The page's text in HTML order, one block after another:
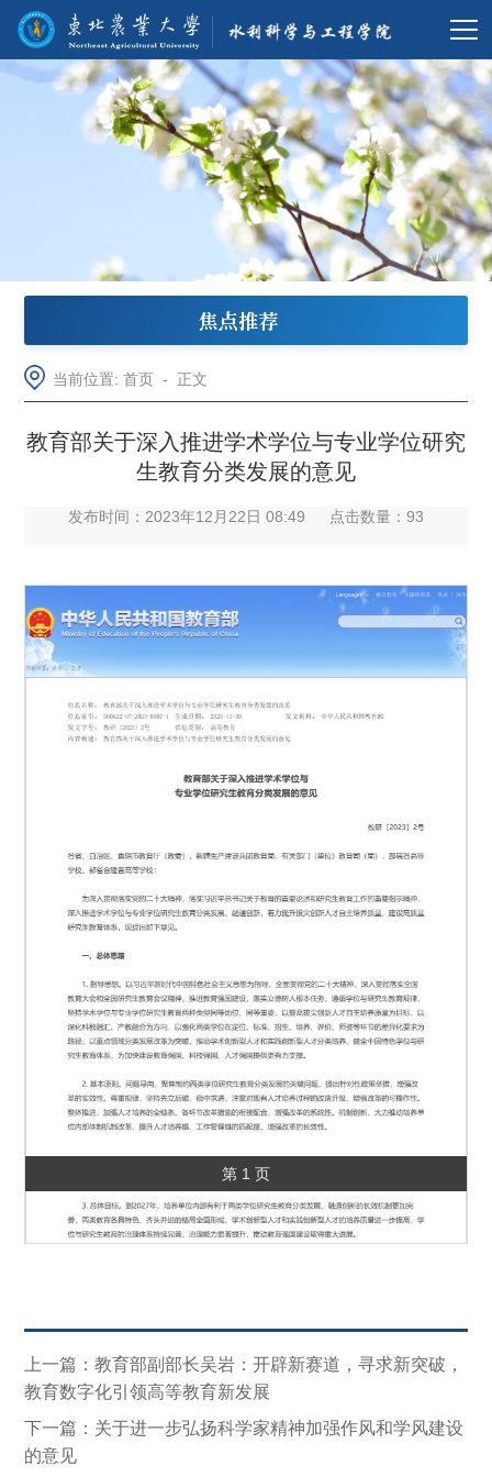
焦点推荐
当前位置:首页 - 正文
教育部关于深入推进学术学位与专业学位研究
生教育分类发展的意见
发布时间：2023年12月22日 08:49 点击数量： 93
第 1 页
上一篇：教育部副部长吴岩：开辟新赛道，寻求新突破，
教育数字化引领高等教育新发展
下一篇：关于进一步弘扬科学家精神加强作风和学风建设
的意见